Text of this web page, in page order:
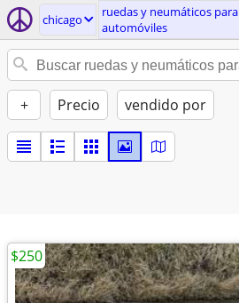
chicago
ruedas y neumáticos para
automóviles
+ Precio vendido por
$250